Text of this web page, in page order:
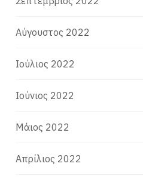
Αύγουστος 2022
Ιούλιος 2022
Ιούνιος 2022
Μάιος 2022
Απρίλιος 2022